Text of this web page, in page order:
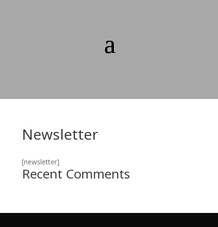
Newsletter
[newsletter]
Recent Comments